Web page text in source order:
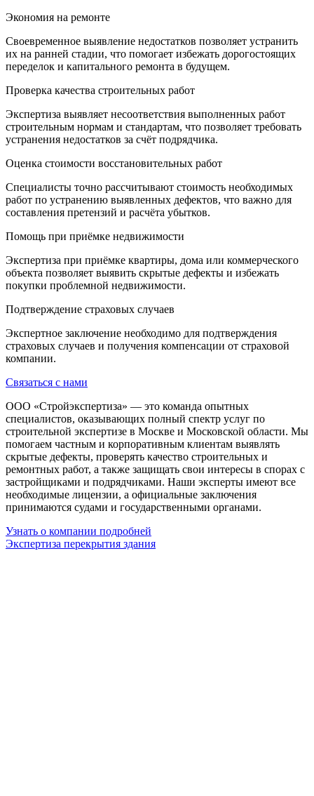
Экономия на ремонте
Своевременное выявление недостатков позволяет устранить
их на ранней стадии, что помогает избежать дорогостоящих
переделок и капитального ремонта в будущем.
Проверка качества строительных работ
Экспертиза выявляет несоответствия выполненных работ
строительным нормам и стандартам, что позволяет требовать
устранения недостатков за счёт подрядчика.
Оценка стоимости восстановительных работ
Специалисты точно рассчитывают стоимость необходимых
работ по устранению выявленных дефектов, что важно для
составления претензий и расчёта убытков.
Помощь при приёмке недвижимости
Экспертиза при приёмке квартиры, дома или коммерческого
объекта позволяет выявить скрытые дефекты и избежать
покупки проблемной недвижимости.
Подтверждение страховых случаев
Экспертное заключение необходимо для подтверждения
страховых случаев и получения компенсации от страховой
компании.
Связаться с нами
ООО «Стройэкспертиза» — это команда опытных
специалистов, оказывающих полный спектр услуг по
строительной экспертизе в Москве и Московской области. Мы
помогаем частным и корпоративным клиентам выявлять
скрытые дефекты, проверять качество строительных и
ремонтных работ, а также защищать свои интересы в спорах с
застройщиками и подрядчиками. Наши эксперты имеют все
необходимые лицензии, а официальные заключения
принимаются судами и государственными органами.
Узнать о компании подробней
Экспертиза перекрытия здания